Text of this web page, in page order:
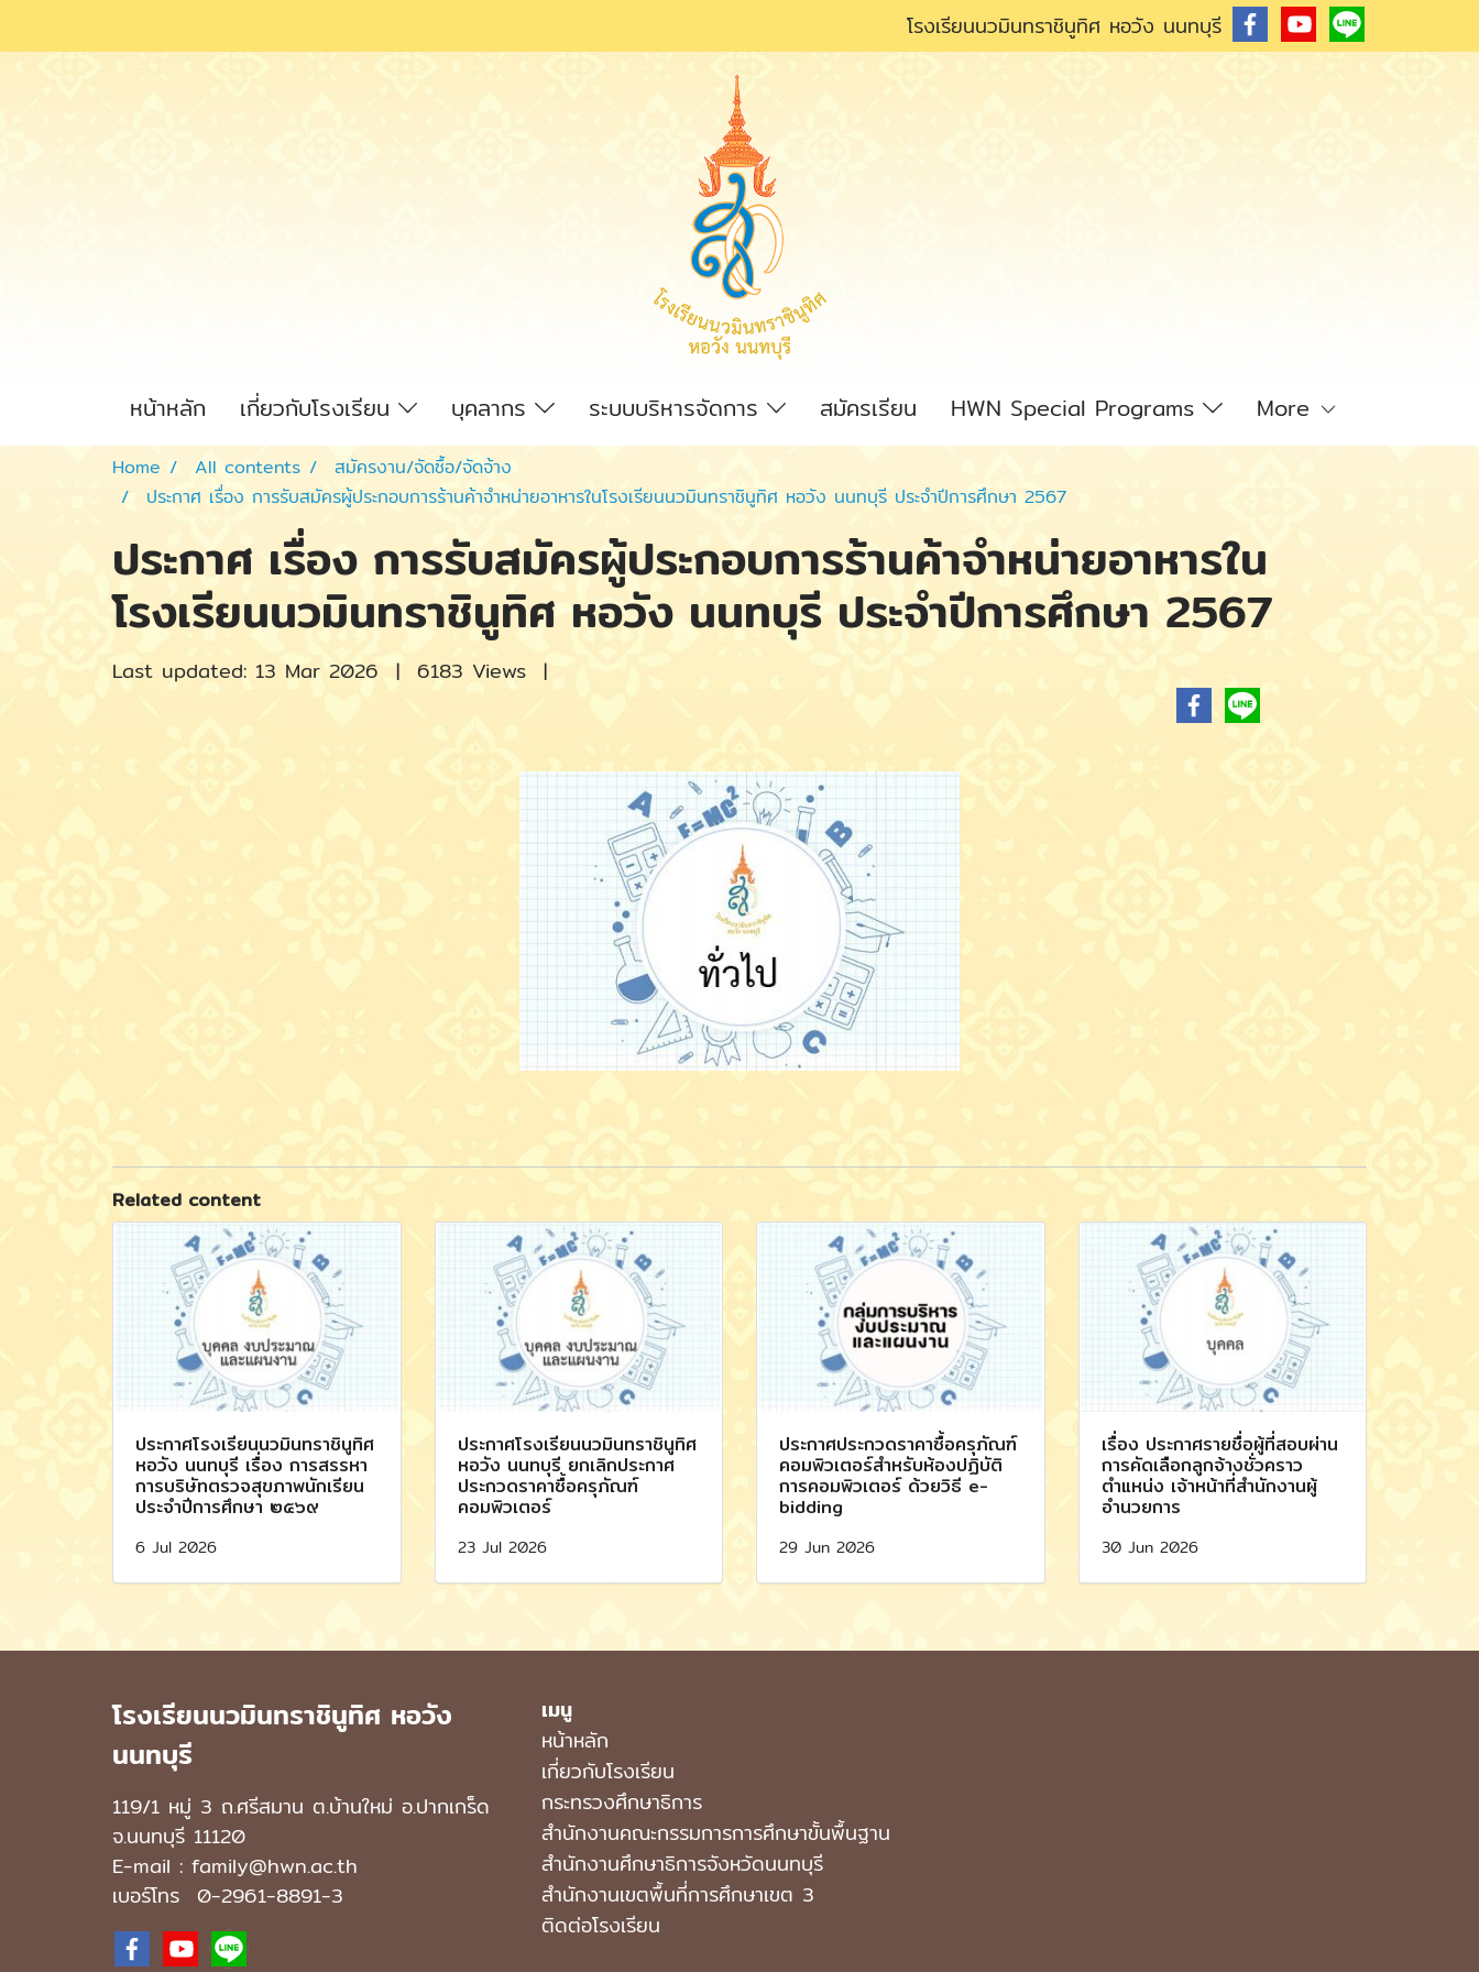
โรงเรียนนวมินทราชินูทิศ หอวัง นนทบุรี
หน้าหลัก เกี่ยวกับโรงเรียน บุคลากร ระบบบริหารจัดการ สมัครเรียน HWN Special Programs More
Home All contents
สมัครงาน/จัดซื้อ/จัดจ้าง
ประกาศ เรื่อง การรับสมัครผู้ประกอบการร้านค้าจำหน่ายอาหารในโรงเรียนนวมินทราชินูทิศ หอวัง นนทบุรี ประจำปีการศึกษา 2567
ประกาศ เรื่อง การรับสมัครผู้ประกอบการร้านค้าจำหน่ายอาหารใน
โรงเรียนนวมินทราชินูทิศ หอวัง นนทบุรี ประจำปีการศึกษา 2567
Last updated: 13 Mar 2026 | 6183 Views |
Related content
ประกาศโรงเรียนนวมินทราชินูทิศ
หอวัง นนทบุรี เรื่อง การสรรหา
การบริษัทตรวจสุขภาพนักเรียน
ประจำปีการศึกษา ๒๕๖๙
6 Jul 2026
ประกาศโรงเรียนนวมินทราชินูทิศ
หอวัง นนทบุรี ยกเลิกประกาศ
ประกวดราคาซื้อครุภัณฑ์
คอมพิวเตอร์
23 Jul 2026
ประกาศประกวดราคาซื้อครุภัณฑ์
คอมพิวเตอร์สำหรับห้องปฏิบัติ
การคอมพิวเตอร์ ด้วยวิธี e-
bidding
29 Jun 2026
เรื่อง ประกาศรายชื่อผู้ที่สอบผ่าน
การคัดเลือกลูกจ้างชั่วคราว
ตำแหน่ง เจ้าหน้าที่สำนักงานผู้
อำนวยการ
30 Jun 2026
โรงเรียนนวมินทราชินูทิศ หอวัง
นนทบุรี
119/1 หมู่ 3 ถ.ศรีสมาน ต.บ้านใหม่ อ.ปากเกร็ด
จ.นนทบุรี 11120
E-mail : family@hwn.ac.th
เบอร์โทร 0-2961-8891-3
เมนู
หน้าหลัก
เกี่ยวกับโรงเรียน
กระทรวงศึกษาธิการ
สำนักงานคณะกรรมการการศึกษาขั้นพื้นฐาน
สำนักงานศึกษาธิการจังหวัดนนทบุรี
สำนักงานเขตพื้นที่การศึกษาเขต 3
ติดต่อโรงเรียน